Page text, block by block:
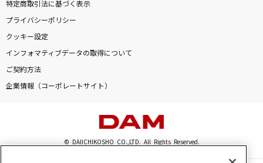
特定商取引法に基づく表示
プライバシーポリシー
クッキー設定
インフォマティブデータの取得について
ご契約方法
企業情報（コーポレートサイト）
© DAIICHIKOSHO CO.,LTD. All Rights Reserved.